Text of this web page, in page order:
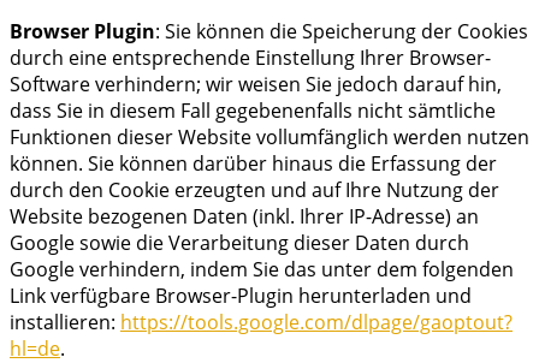
Browser Plugin: Sie können die Speicherung der Cookies
durch eine entsprechende Einstellung Ihrer Browser-
Software verhindern; wir weisen Sie jedoch darauf hin,
dass Sie in diesem Fall gegebenenfalls nicht sämtliche
Funktionen dieser Website vollumfänglich werden nutzen
können. Sie können darüber hinaus die Erfassung der
durch den Cookie erzeugten und auf Ihre Nutzung der
Website bezogenen Daten (inkl. Ihrer IP-Adresse) an
Google sowie die Verarbeitung dieser Daten durch
Google verhindern, indem Sie das unter dem folgenden
Link verfügbare Browser-Plugin herunterladen und
installieren: https://tools.google.com/dlpage/gaoptout?
hl=de.